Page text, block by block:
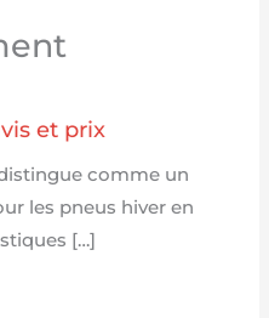
et prix
comme un
les pneus hiver en
[…]